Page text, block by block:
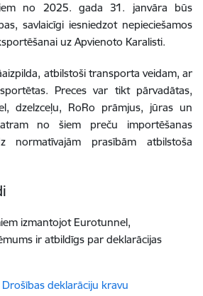
no 2025. gada 31. janvāra būs
savlaicīgi iesniedzot nepieciešamos
uz Apvienoto Karalisti.
atbilstoši transporta veidam, ar
Preces var tikt pārvadātas,
dzelzceļu, RoRo prāmjus, jūras un
no šiem preču importēšanas
normatīvajām prasībām atbilstoša
izmantojot Eurotunnel,
ir atbildīgs par deklarācijas
Drošības deklarāciju kravu